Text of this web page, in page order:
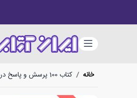
دسته‌بندی
خانه / کتاب 100 پرسش و پاسخ درباره صرع